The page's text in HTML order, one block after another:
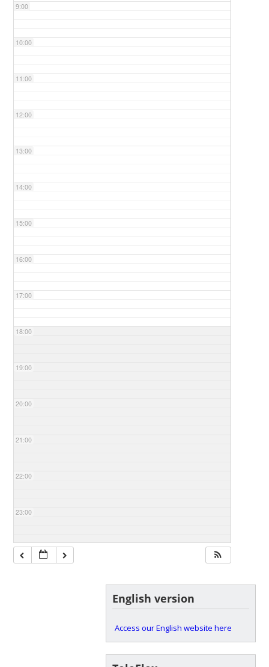
9:00
10:00
11:00
12:00
13:00
14:00
15:00
16:00
17:00
18:00
19:00
20:00
21:00
22:00
23:00
English version
Access our English website here